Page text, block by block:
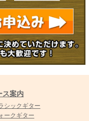
ス案内
シックギター
ークギター